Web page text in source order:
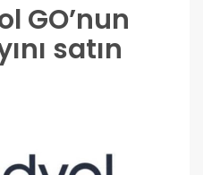
GO’nun
satın